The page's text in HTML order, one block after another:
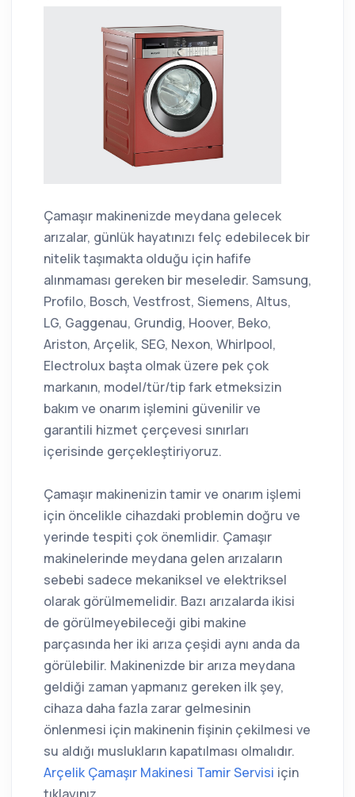
Çamaşır makinenizde meydana gelecek
arızalar, günlük hayatınızı felç edebilecek bir
nitelik taşımakta olduğu için hafife
alınmaması gereken bir meseledir. Samsung,
Profilo, Bosch, Vestfrost, Siemens, Altus,
LG, Gaggenau, Grundig, Hoover, Beko,
Ariston, Arçelik, SEG, Nexon, Whirlpool,
Electrolux başta olmak üzere pek çok
markanın, model/tür/tip fark etmeksizin
bakım ve onarım işlemini güvenilir ve
garantili hizmet çerçevesi sınırları
içerisinde gerçekleştiriyoruz.
Çamaşır makinenizin tamir ve onarım işlemi
için öncelikle cihazdaki problemin doğru ve
yerinde tespiti çok önemlidir. Çamaşır
makinelerinde meydana gelen arızaların
sebebi sadece mekaniksel ve elektriksel
olarak görülmemelidir. Bazı arızalarda ikisi
de görülmeyebileceği gibi makine
parçasında her iki arıza çeşidi aynı anda da
görülebilir. Makinenizde bir arıza meydana
geldiği zaman yapmanız gereken ilk şey,
cihaza daha fazla zarar gelmesinin
önlenmesi için makinenin fişinin çekilmesi ve
su aldığı muslukların kapatılması olmalıdır.
Arçelik Çamaşır Makinesi Tamir Servisi için